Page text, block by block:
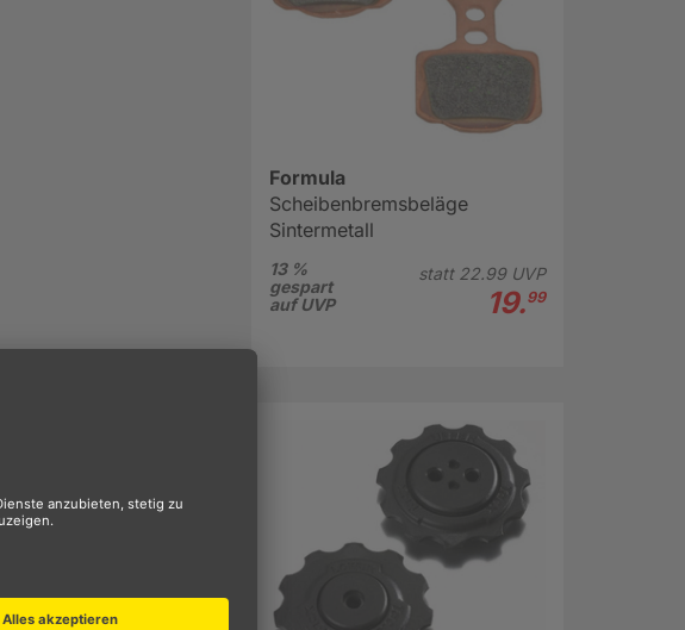
Formula
Scheibenbremsbeläge
Sintermetall
13 %
gespart
auf UVP
statt 22.99UVP
19.99